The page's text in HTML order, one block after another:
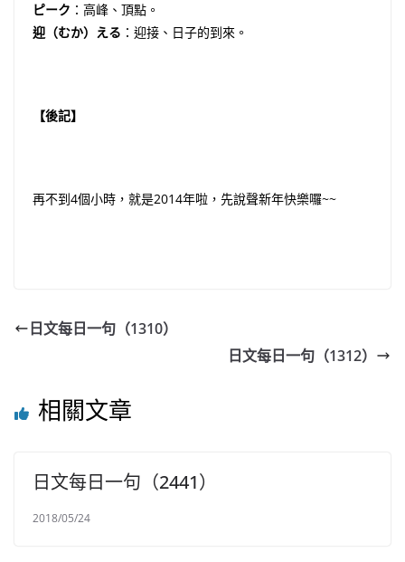
ピーク ：高峰、頂點。
迎（むか）える ：迎接、日子的到來。
【後記】
再不到4個小時，就是2014年啦，先說聲新年快樂囉~~
日文每日一句（1310）
日文每日一句（1312）
相關文章
日文每日一句（2441）
2018/05/24